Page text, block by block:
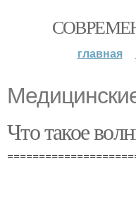
главная
Что такое